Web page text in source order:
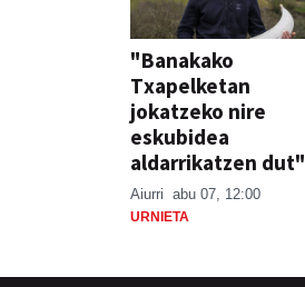
"Banakako
Txapelketan
jokatzeko nire
eskubidea
aldarrikatzen dut"
Aiurri abu 07, 12:00
URNIETA